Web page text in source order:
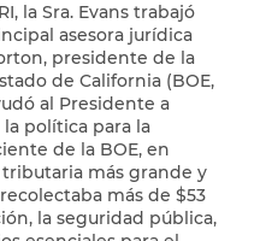
la Sra. Evans trabajó
asesora jurídica
presidente de la
de California (BOE,
al Presidente a
política para la
de la BOE, en
más grande y
más de $53
la seguridad pública,